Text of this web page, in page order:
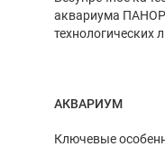
аквариума
технологических
АКВАРИУМ
Ключевые